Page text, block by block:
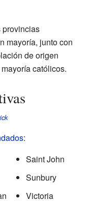
provincias
mayoría, junto con
de origen
católicos.
:
Saint John
Sunbury
Victoria